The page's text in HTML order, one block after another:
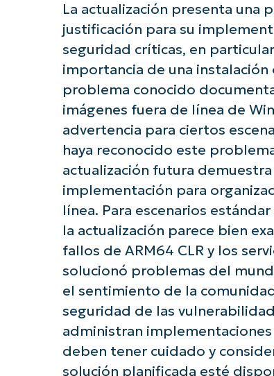
La actualización presenta una
justificación para su
seguridad críticas, en
importancia de una
problema conocido
imágenes fuera de línea de
advertencia para ciertos
haya reconocido este
actualización futura
implementación para
línea. Para escenarios
la actualización parece bien
fallos de ARM64 CLR y los
solucionó problemas del
el sentimiento de la
seguridad de las
administran
deben tener cuidado y
solución planificada esté